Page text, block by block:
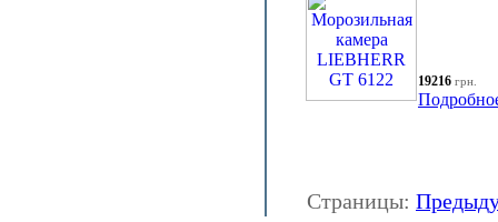
19216 грн.
Страницы: